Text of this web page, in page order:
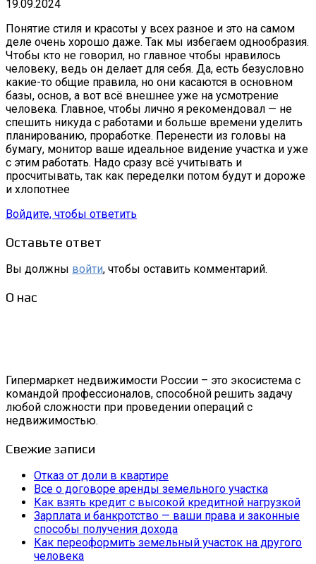
19.09.2024
Понятие стиля и красоты у всех разное и это на самом
деле очень хорошо даже. Так мы избегаем однообразия.
Чтобы кто не говорил, но главное чтобы нравилось
человеку, ведь он делает для себя. Да, есть безусловно
какие-то общие правила, но они касаются в основном
базы, основ, а вот всё внешнее уже на усмотрение
человека. Главное, чтобы лично я рекомендовал — не
спешить никуда с работами и больше времени уделить
планированию, проработке. Перенести из головы на
бумагу, монитор ваше идеальное видение участка и уже
с этим работать. Надо сразу всё учитывать и
просчитывать, так как переделки потом будут и дороже
и хлопотнее
Войдите, чтобы ответить
Оставьте ответ
Вы должны войти, чтобы оставить комментарий.
О нас
Гипермаркет недвижимости России – это экосистема с
командой профессионалов, способной решить задачу
любой сложности при проведении операций с
недвижимостью.
Свежие записи
Отказ от доли в квартире
Все о договоре аренды земельного участка
Как взять кредит с высокой кредитной нагрузкой
Зарплата и банкротство — ваши права и законные
способы получения дохода
Как переоформить земельный участок на другого
человека